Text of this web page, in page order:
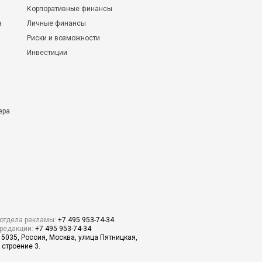
Корпоративные финансы
Личные финансы
Риски и возможности
Инвестиции
рекламы: +7 495 953-74-34
+7 495 953-74-34
Россия, Москва, улица Пятницкая,
3.